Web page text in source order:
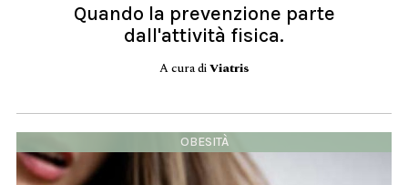
Quando la prevenzione parte
dall'attività fisica.
A cura diViatris
OBESITÀ